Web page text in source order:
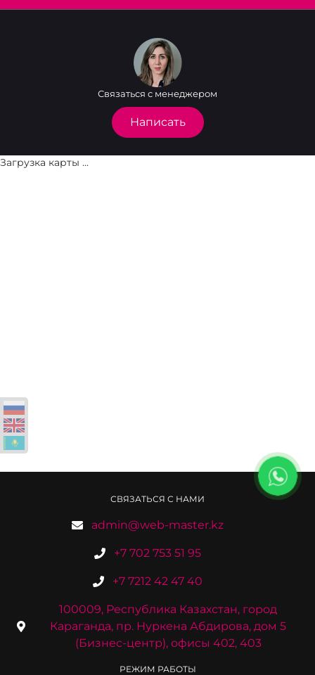
Связаться с менеджером
Написать
Загрузка карты ...
СВЯЗАТЬСЯ С НАМИ
admin@web-master.kz
+7 702 753 51 95
+7 7212 42 47 40
100009, Республика Казахстан, город
Караганда, пр. Нуркена Абдирова, дом 5
(Бизнес-центр), офисы 402, 403
РЕЖИМ РАБОТЫ